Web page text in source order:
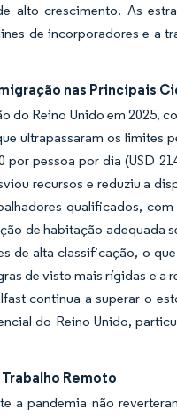
alto crescimento. As
de incorporadores e a
nas Principais
do Reino Unido em 2025,
ultrapassaram os limites
pessoa por dia (USD
recursos e reduziu a
qualificados,
de habitação adequada
de alta classificação, o
de visto mais rígidas e a
continua a superar o
do Reino Unido,
Remoto
a pandemia não